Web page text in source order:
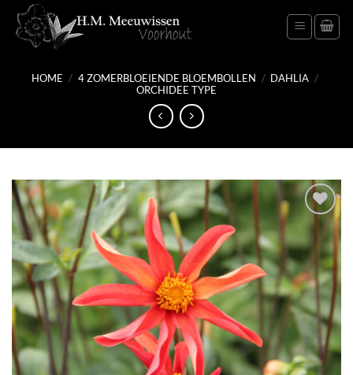
naar
inhoud
HOME / 4 ZOMERBLOEIENDE BLOEMBOLLEN / DAHLIA /
ORCHIDEE TYPE
Toevoegen
aan
verlanglijst